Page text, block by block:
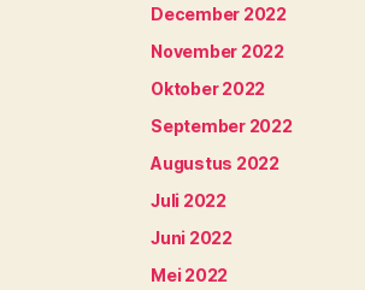
December 2022
November 2022
Oktober 2022
September 2022
Augustus 2022
Juli 2022
Juni 2022
Mei 2022